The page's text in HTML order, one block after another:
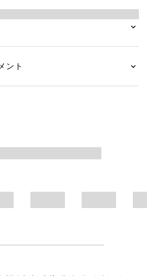
トといったアクセサリーが、ペット
ます。このラージサイズのペット
ム プリントを施したポーセリン製
ント